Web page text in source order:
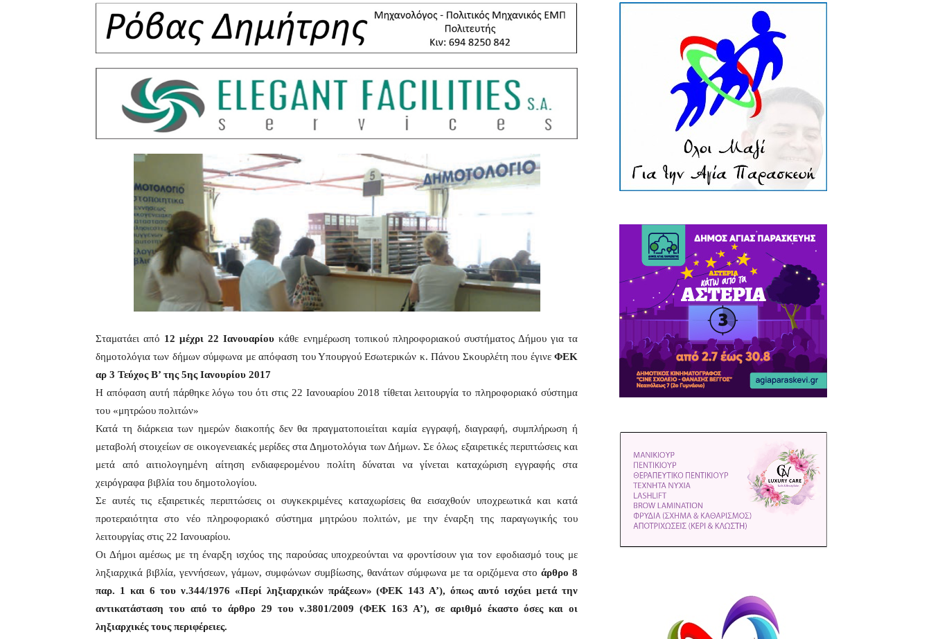
Σταματάει από 12 μέχρι 22 Ιανουαρίου κάθε ενημέρωση τοπικού πληροφοριακού συστήματος Δήμου για τα
δημοτολόγια των δήμων σύμφωνα με απόφαση του Υπουργού Εσωτερικών κ. Πάνου Σκουρλέτη που έγινε ΦΕΚ
αρ 3 Τεύχος Β’ της 5ης Ιανουρίου 2017
Η απόφαση αυτή πάρθηκε λόγω του ότι στις 22 Ιανουαρίου 2018 τίθεται λειτουργία το πληροφοριακό σύστημα
του «μητρώου πολιτών»
Κατά τη διάρκεια των ημερών διακοπής δεν θα πραγματοποιείται καμία εγγραφή, διαγραφή, συμπλήρωση ή
μεταβολή στοιχείων σε οικογενειακές μερίδες στα Δημοτολόγια των Δήμων. Σε όλως εξαιρετικές περιπτώσεις και
μετά από αιτιολογημένη αίτηση ενδιαφερομένου πολίτη δύναται να γίνεται καταχώριση εγγραφής στα
χειρόγραφα βιβλία του δημοτολογίου.
Σε αυτές τις εξαιρετικές περιπτώσεις οι συγκεκριμένες καταχωρίσεις θα εισαχθούν υποχρεωτικά και κατά
προτεραιότητα στο νέο πληροφοριακό σύστημα μητρώου πολιτών, με την έναρξη της παραγωγικής του
λειτουργίας στις 22 Ιανουαρίου.
Οι Δήμοι αμέσως με τη έναρξη ισχύος της παρούσας υποχρεούνται να φροντίσουν για τον εφοδιασμό τους με
ληξιαρχικά βιβλία, γεννήσεων, γάμων, συμφώνων συμβίωσης, θανάτων σύμφωνα με τα οριζόμενα στο άρθρο 8
παρ. 1 και 6 του ν.344/1976 «Περί ληξιαρχικών πράξεων» (ΦΕΚ 143 Α’), όπως αυτό ισχύει μετά την
αντικατάσταση του από το άρθρο 29 του ν.3801/2009 (ΦΕΚ 163 Α’), σε αριθμό έκαστο όσες και οι
ληξιαρχικές τους περιφέρειες.